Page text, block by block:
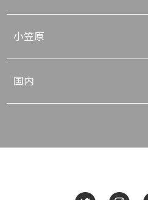
小笠原
国内